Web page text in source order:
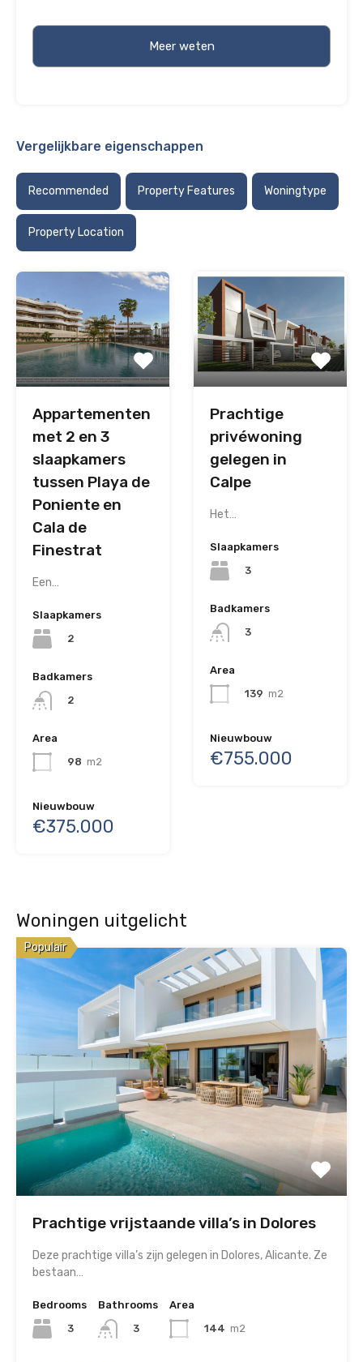
Vergelijkbare eigenschappen
Recommended Property Features Woningtype
Property Location
Appartementen
met 2 en 3
slaapkamers
tussen Playa de
Poniente en
Cala de
Finestrat
Een…
Slaapkamers
2
Badkamers
2
Area
98 m2
Nieuwbouw
€375.000
Prachtige
privéwoning
gelegen in
Calpe
Het…
Slaapkamers
3
Badkamers
3
Area
139 m2
Nieuwbouw
€755.000
Woningen uitgelicht
Populair
Prachtige vrijstaande villa’s in Dolores
Deze prachtige villa’s zijn gelegen in Dolores, Alicante. Ze
bestaan…
Bedrooms
3
Bathrooms
3
Area
144 m2